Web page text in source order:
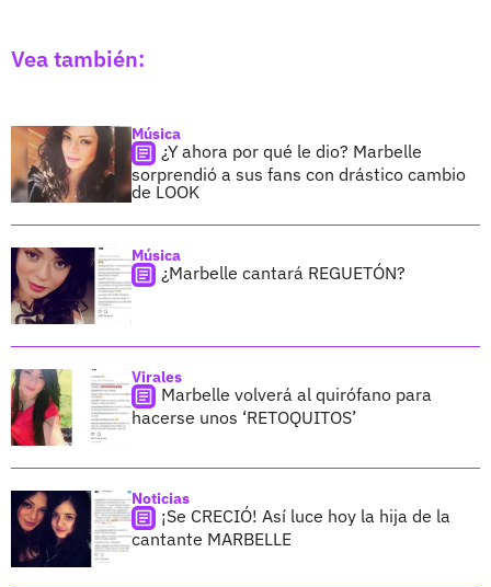
Vea también:
Música
¿Y ahora por qué le dio? Marbelle
sorprendió a sus fans con drástico cambio
de LOOK
Música
¿Marbelle cantará REGUETÓN?
Virales
Marbelle volverá al quirófano para
hacerse unos ‘RETOQUITOS’
Noticias
¡Se CRECIÓ! Así luce hoy la hija de la
cantante MARBELLE